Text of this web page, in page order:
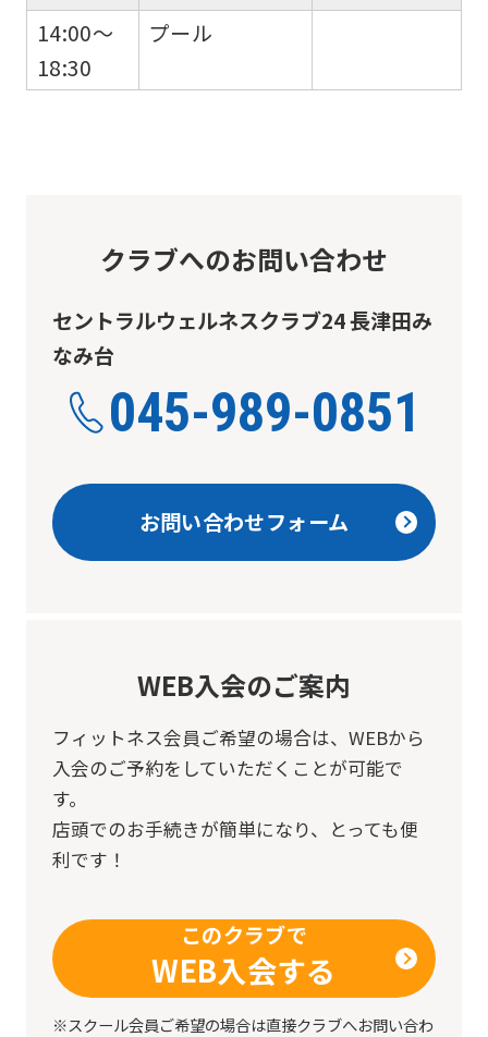
14:00～
18:30
プール
クラブへのお問い合わせ
セントラルウェルネスクラブ24 長津田み
なみ台
045-989-0851
お問い合わせフォーム
WEB入会のご案内
フィットネス会員ご希望の場合は、 WEBから
入会のご予約をしていただくことが可能で
す。
店頭でのお手続きが簡単になり、とっても便
利です！
このクラブで
WEB入会する
※スクール会員ご希望の場合は直接クラブへお問い合わ